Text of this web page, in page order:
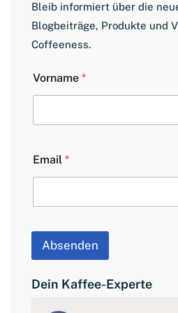
Bleib informiert über die
Blogbeiträge, Produkte und
Coffeeness.
o
r
a
E
m
u
Vorname *
Email *
Absenden
Dein Kaffee-Experte